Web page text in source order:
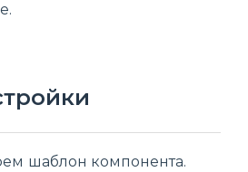
шаблон компонента.